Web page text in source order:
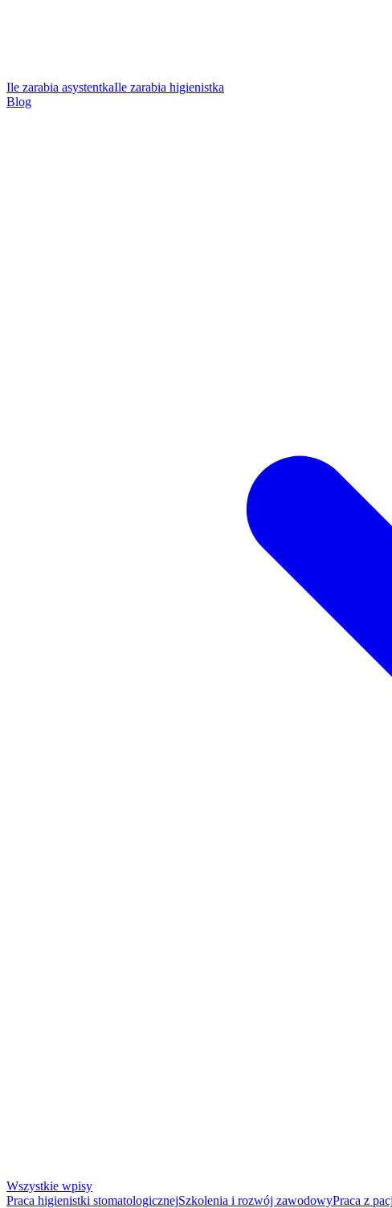
Ile zarabia asystentkaIle zarabia higienistka
Blog
Wszystkie wpisy
Praca higienistki stomatologicznejSzkolenia i rozwój zawodowyPraca z